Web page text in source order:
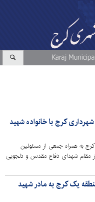
دیدار مدیر منطقه ۱ شهرداری کرج با خانواده شهید
شهرداری کرج به همراه جمعی از مسئولین
مقام شهدای دفاع مقدس و دلجویی
معظم شهید پیری دیدار کردند.
یک کرج به مادر شهید